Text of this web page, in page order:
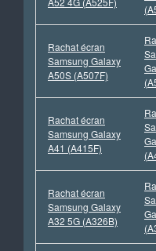
Rachat écran
Samsung Galaxy
A50S (A507F)
Rachat écran
Samsung Galaxy
A41 (A415F)
Rachat écran
Samsung Galaxy
A32 5G (A326B)